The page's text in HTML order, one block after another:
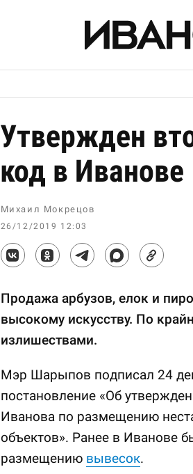
Утвержден
код в Иванове
Михаил Мокрецов
26/12/2019 12:03
Продажа арбузов, елок и
высокому искусству. По
излишествами.
Мэр Шарыпов подписал 24
постановление «Об
Иванова по размещению
объектов». Ранее в Иванове
размещению вывесок.